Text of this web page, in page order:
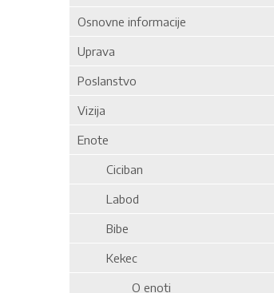
Osnovne informacije
Uprava
Poslanstvo
Vizija
Enote
Ciciban
Labod
Bibe
Kekec
O enoti